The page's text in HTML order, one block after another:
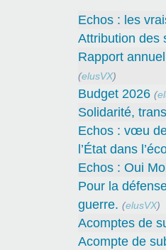
Echos : les
Attribution des
Rapport
(elusVX)
Budget 2026 (
Solidarité,
Echos : vœu
l’État dans
Echos : Oui
Pour la
guerre. (elusVX)
Acomptes de
Acompte de